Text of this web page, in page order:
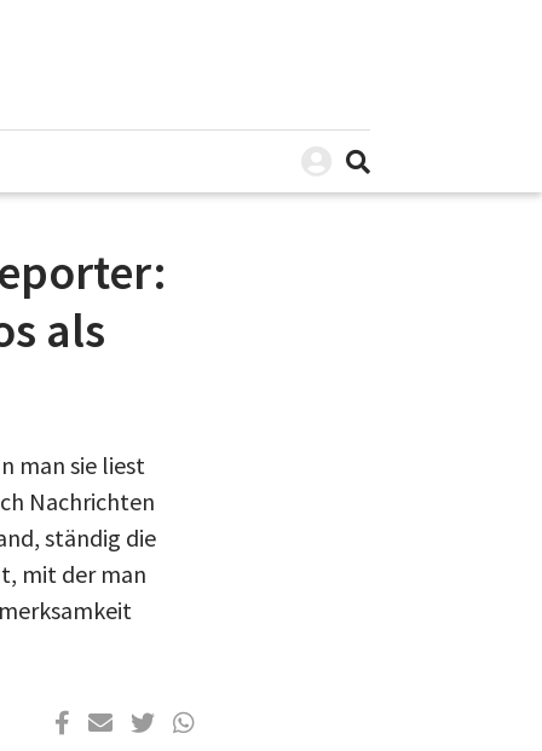
als
man sie liest
Nachrichten
ständig die
mit der man